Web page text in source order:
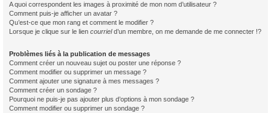
A quoi correspondent les images à proximité de mon nom d’utilisateur ?
Comment puis-je afficher un avatar ?
Qu’est-ce que mon rang et comment le modifier ?
Lorsque je clique sur le lien courrield’un membre, on me demande de me connecter !?
Problèmes liés à la publication de messages
Comment créer un nouveau sujet ou poster une réponse ?
Comment modifier ou supprimer un message ?
Comment ajouter une signature à mes messages ?
Comment créer un sondage ?
Pourquoi ne puis-je pas ajouter plus d’options à mon sondage ?
Comment modifier ou supprimer un sondage ?